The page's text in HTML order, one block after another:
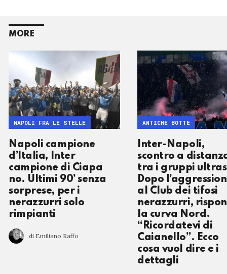
MORE
Napoli campione
d’Italia, Inter
campione di Ciapa
no. Ultimi 90’ senza
sorprese, per i
nerazzurri solo
rimpianti
di Emiliano Raffo
NAPOLI FRA LE STELLE
Inter-Napoli,
scontro a
tra i gruppi
Dopo
al Club dei tifosi
nerazzurri,
la curva Nord.
“Ricordatevi di
Caianello”. Ecco
cosa vuol dire e i
dettagli
ANTICHE BOTTE